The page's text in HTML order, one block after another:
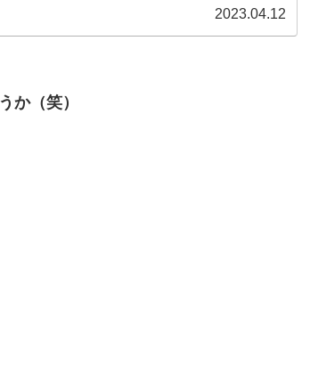
日がやってきた。..今月もアルバイトであったこと
話しか...
2023.04.12
か（笑）